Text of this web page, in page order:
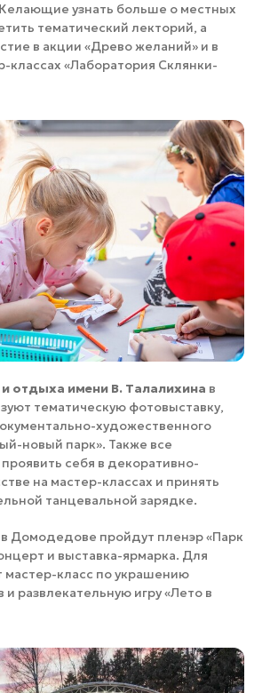
узнать больше о местных
тематический лекторий, а
в акции «Древо желаний» и в
классах «Лаборатория Склянки-
отдыха имени В. Талалихина в
тематическую фотовыставку,
художественного
новый парк». Также все
себя в декоративно-
на мастер-классах и принять
танцевальной зарядке.
в Домодедове пройдут пленэр «Парк
и выставка-ярмарка. Для
мастер-класс по украшению
и развлекательную игру «Лето в